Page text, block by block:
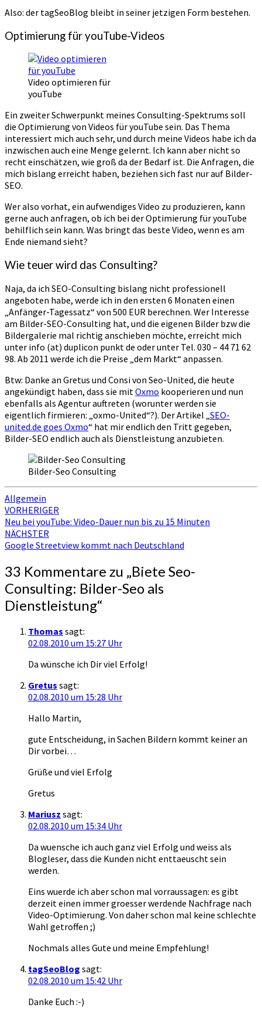
Also: der tagSeoBlog bleibt in seiner jetzigen Form bestehen.
Optimierung für youTube-Videos
Video optimieren für
youTube
Ein zweiter Schwerpunkt meines Consulting-Spektrums soll
die Optimierung von Videos für youTube sein. Das Thema
interessiert mich auch sehr, und durch meine Videos habe ich da
inzwischen auch eine Menge gelernt. Ich kann aber nicht so
recht einschätzen, wie groß da der Bedarf ist. Die Anfragen, die
mich bislang erreicht haben, beziehen sich fast nur auf Bilder-
SEO.
Wer also vorhat, ein aufwendiges Video zu produzieren, kann
gerne auch anfragen, ob ich bei der Optimierung für youTube
behilflich sein kann. Was bringt das beste Video, wenn es am
Ende niemand sieht?
Wie teuer wird das Consulting?
Naja, da ich SEO-Consulting bislang nicht professionell
angeboten habe, werde ich in den ersten 6 Monaten einen
„Anfänger-Tagessatz“ von 500 EUR berechnen. Wer Interesse
am Bilder-SEO-Consulting hat, und die eigenen Bilder bzw die
Bildergalerie mal richtig anschieben möchte, erreicht mich
unter info (at) duplicon punkt de oder unter Tel. 030 – 44 71 62
98. Ab 2011 werde ich die Preise „dem Markt“ anpassen.
Btw: Danke an Gretus und Consi von Seo-United, die heute
angekündigt haben, dass sie mit Oxmo kooperieren und nun
ebenfalls als Agentur auftreten (worunter werden sie
eigentlich firmieren: „oxmo-United“?). Der Artikel „ SEO-
united.de goes Oxmo“ hat mir endlich den Tritt gegeben,
Bilder-SEO endlich auch als Dienstleistung anzubieten.
Bilder-Seo Consulting
Allgemein
Beitragsnavigation
VORHERIGER
Neu bei youTube: Video-Dauer nun bis zu 15 Minuten
NÄCHSTER
Google Streetview kommt nach Deutschland
33 Kommentare zu „Biete Seo-
Consulting: Bilder-Seo als
Dienstleistung“
Thomas sagt:
02.08.2010 um 15:27 Uhr
Da wünsche ich Dir viel Erfolg!
Gretus sagt:
02.08.2010 um 15:28 Uhr
Hallo Martin,
gute Entscheidung, in Sachen Bildern kommt keiner an
Dir vorbei…
Grüße und viel Erfolg
Gretus
Mariusz sagt:
02.08.2010 um 15:34 Uhr
Da wuensche ich auch ganz viel Erfolg und weiss als
Blogleser, dass die Kunden nicht enttaeuscht sein
werden.
Eins wuerde ich aber schon mal vorraussagen: es gibt
derzeit einen immer groesser werdende Nachfrage nach
Video-Optimierung. Von daher schon mal keine schlechte
Wahl getroffen ;)
Nochmals alles Gute und meine Empfehlung!
tagSeoBlog sagt:
02.08.2010 um 15:42 Uhr
Danke Euch :-)